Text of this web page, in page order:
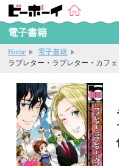
電子書籍
Home
電子書籍
ラブレター・ラブレター・カフ